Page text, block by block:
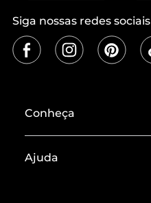
Siga nossas redes sociais
Conheça
Termos de Uso
Ajuda